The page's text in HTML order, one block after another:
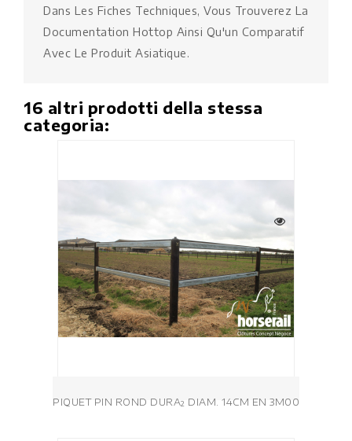
Dans Les Fiches Techniques, Vous Trouverez La
Documentation Hottop Ainsi Qu'un Comparatif
Avec Le Produit Asiatique.
16 altri prodotti della stessa
categoria:
PIQUET PIN ROND DURA² DIAM. 14CM EN 3M00